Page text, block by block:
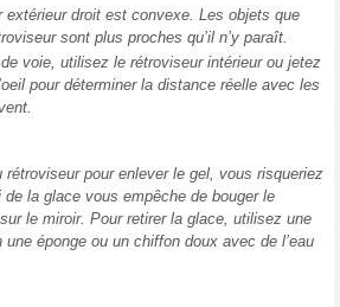
extérieur droit est convexe. Les objets que
sont plus proches qu’il n’y paraît.
voie, utilisez le rétroviseur intérieur ou jetez
pour déterminer la distance réelle avec les
pour enlever le gel, vous risqueriez
de la glace vous empêche de bouger le
le miroir. Pour retirer la glace, utilisez une
éponge ou un chiffon doux avec de l’eau